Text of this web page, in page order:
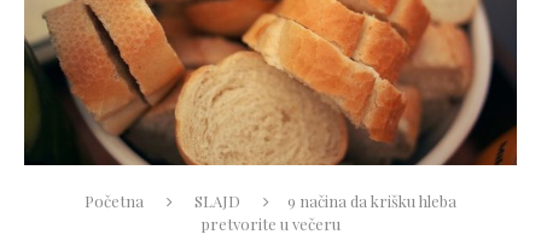
Početna SLAJD
9 načina da krišku hleba
pretvorite u večeru